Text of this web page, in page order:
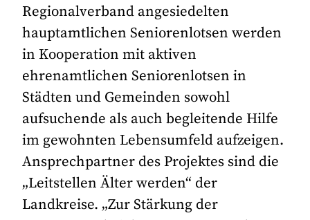
Regionalverband angesiedelten
hauptamtlichen Seniorenlotsen werden
in Kooperation mit aktiven
ehrenamtlichen Seniorenlotsen in
Städten und Gemeinden sowohl
aufsuchende als auch begleitende Hilfe
im gewohnten Lebensumfeld aufzeigen.
Ansprechpartner des Projektes sind die
„Leitstellen Älter werden“ der
Landkreise. „Zur Stärkung der